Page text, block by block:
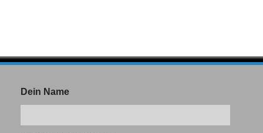
Dein Name